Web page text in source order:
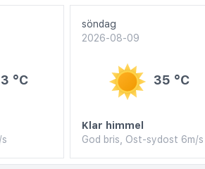
°C
söndag
2026-08-09
35 °C
Klar himmel
God bris, Ost-sydost 6m/s